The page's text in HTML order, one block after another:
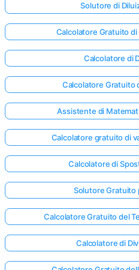
Accedi
Solutore di
Calcolatore Gratuito di
Calcolatore di
Calcolatore Gratuito
Assistente di
Calcolatore gratuito di
Calcolatore di
Solutore Gratuito
Calcolatore Gratuito del
Calcolatore di